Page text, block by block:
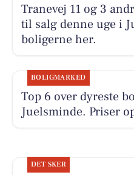
Tranevej 11 og 3
til salg denne uge i
boligerne her.
BOLIGMARKED
Top 6 over dyreste
Juelsminde. Priser
DET SKER